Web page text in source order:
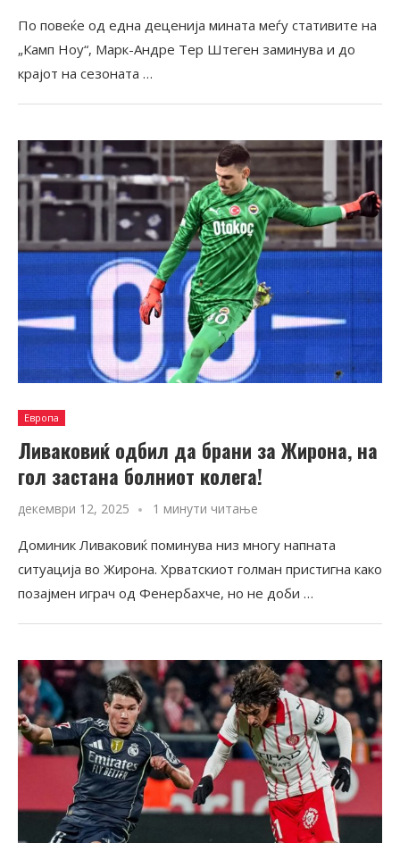
По повеќе од една деценија мината меѓу стативите на
„Камп Ноу“, Марк-Андре Тер Штеген заминува и до
крајот на сезоната …
Европа
Ливаковиќ одбил да брани за Жирона, на
гол застана болниот колега!
декември 12, 2025 1 минути читање
Доминик Ливаковиќ поминува низ многу напната
ситуација во Жирона. Хрватскиот голман пристигна како
позајмен играч од Фенербахче, но не доби …